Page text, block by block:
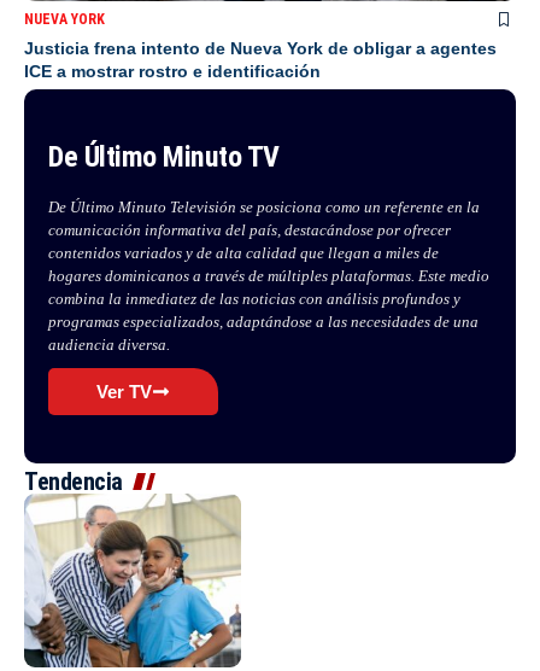
NUEVA YORK
Justicia frena intento de Nueva York de obligar a agentes
ICE a mostrar rostro e identificación
De Último Minuto TV
De Último Minuto Televisión se posiciona como un referente en la
comunicación informativa del país, destacándose por ofrecer
contenidos variados y de alta calidad que llegan a miles de
hogares dominicanos a través de múltiples plataformas. Este medio
combina la inmediatez de las noticias con análisis profundos y
programas especializados, adaptándose a las necesidades de una
audiencia diversa.
Ver TV
Tendencia